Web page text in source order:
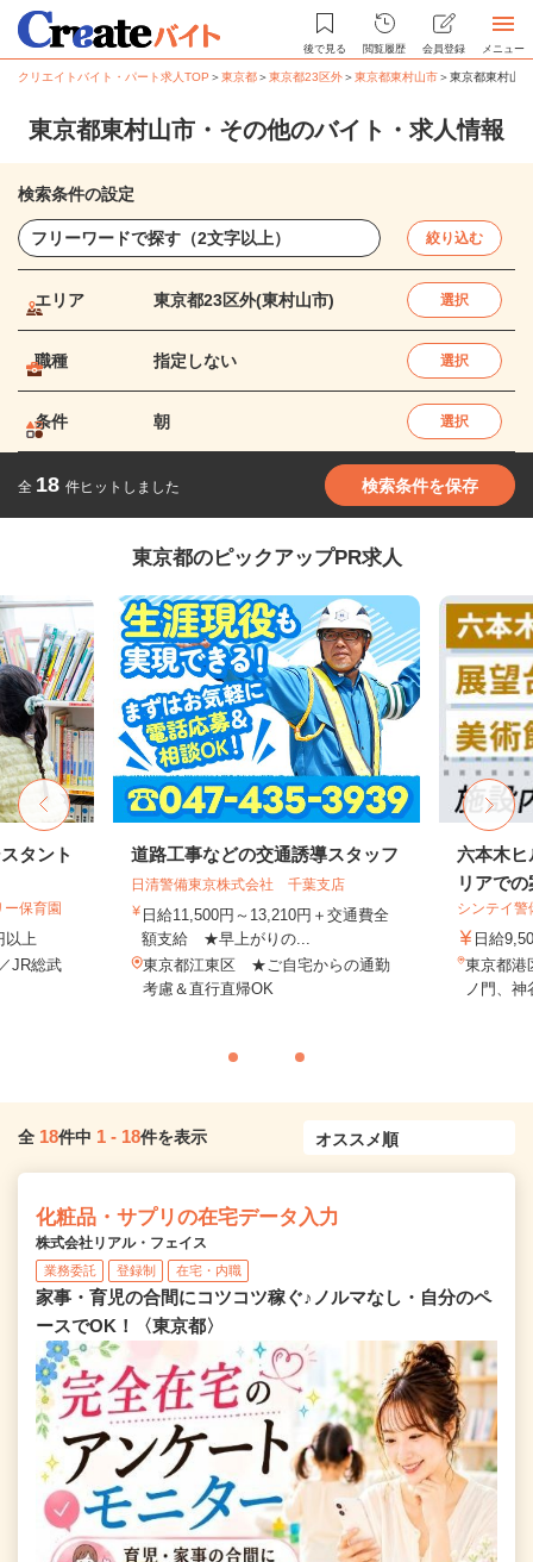
後で見る 閲覧履歴 会員登録 メニュー
クリエイトバイト・パート求人TOP ＞東京都＞東京都23区外＞東京都東村山市＞東京都東村山
東京都東村山市・その他のバイト・求人情報
検索条件の設定
絞り込む
エリア 東京都23区外(東村山市) 選択
職種 指定しない 選択
条件 朝 選択
全 18 件ヒットしました 検索条件を保存
東京都のピックアップPR求人
タント
保育園
以上
JR総武
道路工事などの交通誘導スタッフ
日清警備東京株式会社 千葉支店
日給11,500円～13,210円＋交通費全
額支給 ★早上がりの...
東京都江東区 ★ご自宅からの通勤
考慮＆直行直帰OK
六本木ヒ
リアで
シンテイ
日給
東京都港
ノ門、
全 18件中 1 - 18件を表示
化粧品・サプリの在宅データ入力
株式会社リアル・フェイス
業務委託 登録制 在宅・内職
家事・育児の合間にコツコツ稼ぐ♪ノルマなし・自分のペ
ースでOK！〈東京都〉